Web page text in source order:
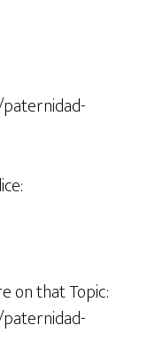
on that Topic: